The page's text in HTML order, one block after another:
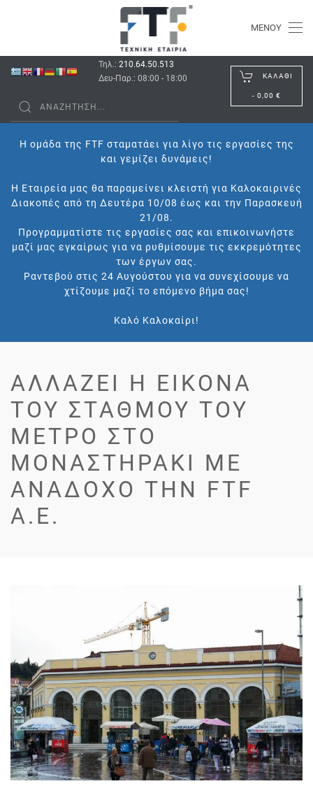
ΜΕΝΟΎ
Τηλ.: 210.64.50.513
Δευ-Παρ.: 08:00 - 18:00
ΚΑΛΆΘΙ
- 0,00 €
Η ομάδα της FTF σταματάει για λίγο τις εργασίες της
και γεμίζει δυνάμεις!
Η Εταιρεία μας θα παραμείνει κλειστή για Καλοκαιρινές
Διακοπές από τη Δευτέρα 10/08 έως και την Παρασκευή
21/08.
Προγραμματίστε τις εργασίες σας και επικοινωνήστε
μαζί μας εγκαίρως για να ρυθμίσουμε τις εκκρεμότητες
των έργων σας.
Ραντεβού στις 24 Αυγούστου για να συνεχίσουμε να
χτίζουμε μαζί το επόμενο βήμα σας!
Καλό Καλοκαίρι!
ΑΛΛΆΖΕΙ Η ΕΙΚΌΝΑ
ΤΟΥ ΣΤΑΘΜΟΎ ΤΟΥ
ΜΕΤΡΌ ΣΤΟ
ΜΟΝΑΣΤΗΡΆΚΙ ΜΕ
ΑΝΆΔΟΧΟ ΤΗΝ FTF
A.E.